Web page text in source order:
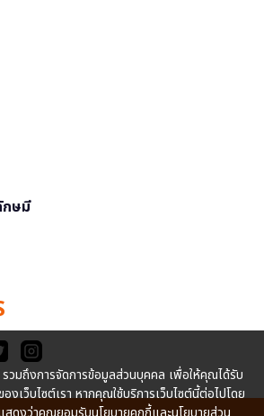
กษมี
วมถึงการจัดการข้อมูลส่วนบุคคล เพื่อให้คุณได้รับ
เว็บไซต์เรา หากคุณใช้บริการเว็บไซต์นี้ต่อไปโดย